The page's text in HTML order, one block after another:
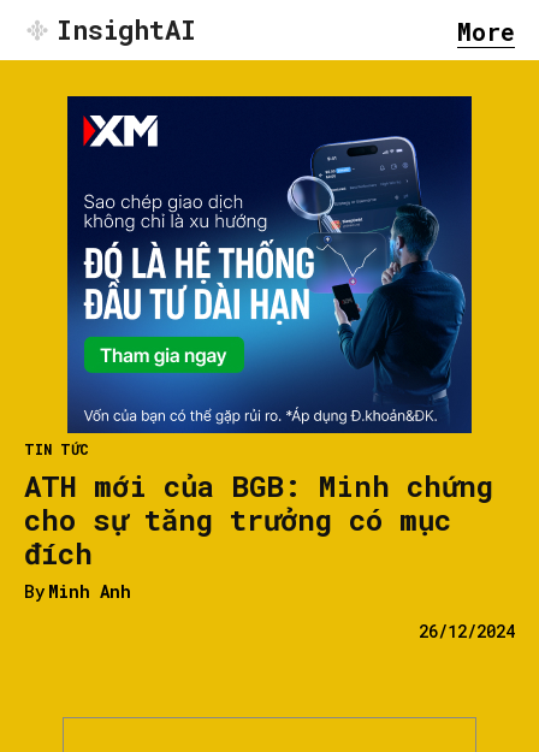
InsightAI More
TIN TỨC
ATH mới của BGB: Minh chứng
cho sự tăng trưởng có mục
đích
By Minh Anh
26/12/2024